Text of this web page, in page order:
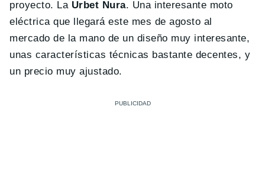
proyecto. La Urbet Nura. Una interesante moto
eléctrica que llegará este mes de agosto al
mercado de la mano de un diseño muy interesante,
unas características técnicas bastante decentes, y
un precio muy ajustado.